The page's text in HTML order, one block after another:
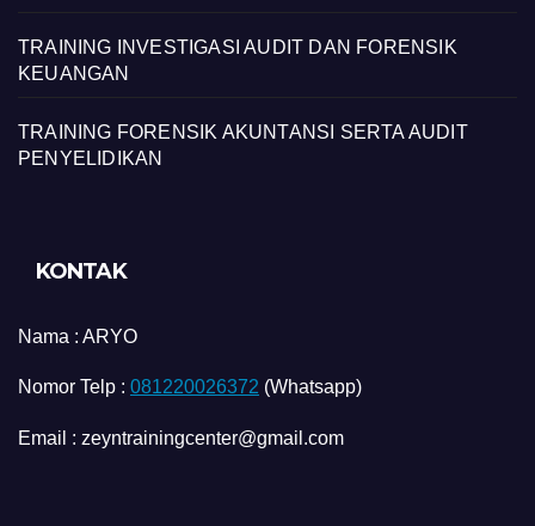
TRAINING INVESTIGASI AUDIT DAN FORENSIK
KEUANGAN
TRAINING FORENSIK AKUNTANSI SERTA AUDIT
PENYELIDIKAN
KONTAK
Nama : ARYO
Nomor Telp : 081220026372 (Whatsapp)
Email : zeyntrainingcenter@gmail.com